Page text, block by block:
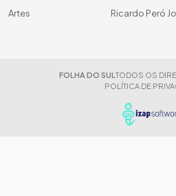
Artes
Ricardo Peró
FOLHA DO SUL TODOS OS
POLÍTICA DE